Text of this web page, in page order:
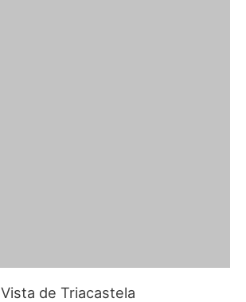
Vista de Triacastela